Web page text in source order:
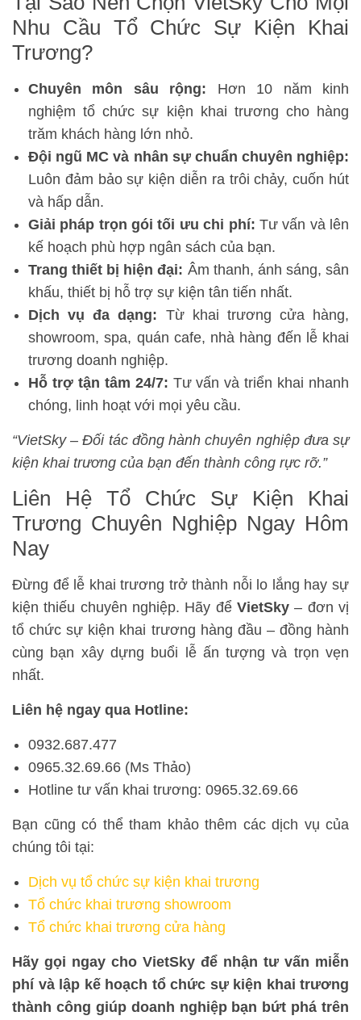
Nhu Cầu Tổ Chức Sự Kiện Khai
Trương?
Chuyên môn sâu rộng: Hơn 10 năm kinh
nghiệm tổ chức sự kiện khai trương cho hàng
trăm khách hàng lớn nhỏ.
Đội ngũ MC và nhân sự chuẩn chuyên nghiệp:
Luôn đảm bảo sự kiện diễn ra trôi chảy, cuốn hút
và hấp dẫn.
Giải pháp trọn gói tối ưu chi phí: Tư vấn và lên
kế hoạch phù hợp ngân sách của bạn.
Trang thiết bị hiện đại: Âm thanh, ánh sáng, sân
khấu, thiết bị hỗ trợ sự kiện tân tiến nhất.
Dịch vụ đa dạng: Từ khai trương cửa hàng,
showroom, spa, quán cafe, nhà hàng đến lễ khai
trương doanh nghiệp.
Hỗ trợ tận tâm 24/7: Tư vấn và triển khai nhanh
chóng, linh hoạt với mọi yêu cầu.
“VietSky – Đối tác đồng hành chuyên nghiệp đưa sự
kiện khai trương của bạn đến thành công rực rỡ.”
Liên Hệ Tổ Chức Sự Kiện Khai
Trương Chuyên Nghiệp Ngay Hôm
Nay
Đừng để lễ khai trương trở thành nỗi lo lắng hay sự
kiện thiếu chuyên nghiệp. Hãy để VietSky – đơn vị
tổ chức sự kiện khai trương hàng đầu – đồng hành
cùng bạn xây dựng buổi lễ ấn tượng và trọn vẹn
nhất.
Liên hệ ngay qua Hotline:
0932.687.477
0965.32.69.66 (Ms Thảo)
Hotline tư vấn khai trương: 0965.32.69.66
Bạn cũng có thể tham khảo thêm các dịch vụ của
chúng tôi tại:
Dịch vụ tổ chức sự kiện khai trương
Tổ chức khai trương showroom
Tổ chức khai trương cửa hàng
Hãy gọi ngay cho VietSky để nhận tư vấn miễn
phí và lập kế hoạch tổ chức sự kiện khai trương
thành công giúp doanh nghiệp bạn bứt phá trên